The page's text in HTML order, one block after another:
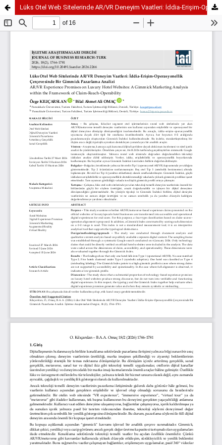
Lüks Otel Web Sitelerinde AR/VR Deneyim Vaatleri: İddia-Erişim-Operasyonellik Çerçevesinde Bir Gimmick Pazarlama Analizi